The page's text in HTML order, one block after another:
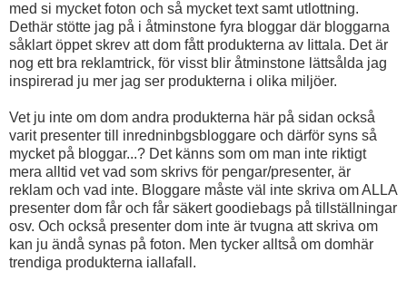
med si mycket foton och så mycket text samt utlottning.
Dethär stötte jag på i åtminstone fyra bloggar där bloggarna
såklart öppet skrev att dom fått produkterna av Iittala. Det är
nog ett bra reklamtrick, för visst blir åtminstone lättsålda jag
inspirerad ju mer jag ser produkterna i olika miljöer.
Vet ju inte om dom andra produkterna här på sidan också
varit presenter till inredninbgsbloggare och därför syns så
mycket på bloggar...? Det känns som om man inte riktigt
mera alltid vet vad som skrivs för pengar/presenter, är
reklam och vad inte. Bloggare måste väl inte skriva om ALLA
presenter dom får och får säkert goodiebags på tillställningar
osv. Och också presenter dom inte är tvugna att skriva om
kan ju ändå synas på foton. Men tycker alltså om domhär
trendiga produkterna iallafall.